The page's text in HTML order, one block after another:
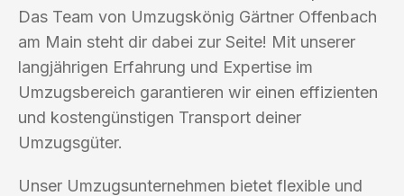
Das Team von Umzugskönig Gärtner Offenbach
am Main steht dir dabei zur Seite! Mit unserer
langjährigen Erfahrung und Expertise im
Umzugsbereich garantieren wir einen effizienten
und kostengünstigen Transport deiner
Umzugsgüter.
Unser Umzugsunternehmen bietet flexible und